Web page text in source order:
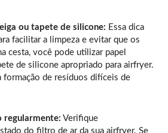
ou tapete de silicone: Essa dica
facilitar a limpeza e evitar que os
cesta, você pode utilizar papel
de silicone apropriado para airfryer.
formação de resíduos difíceis de
regularmente: Verifique
do filtro de ar da sua airfryer. Se